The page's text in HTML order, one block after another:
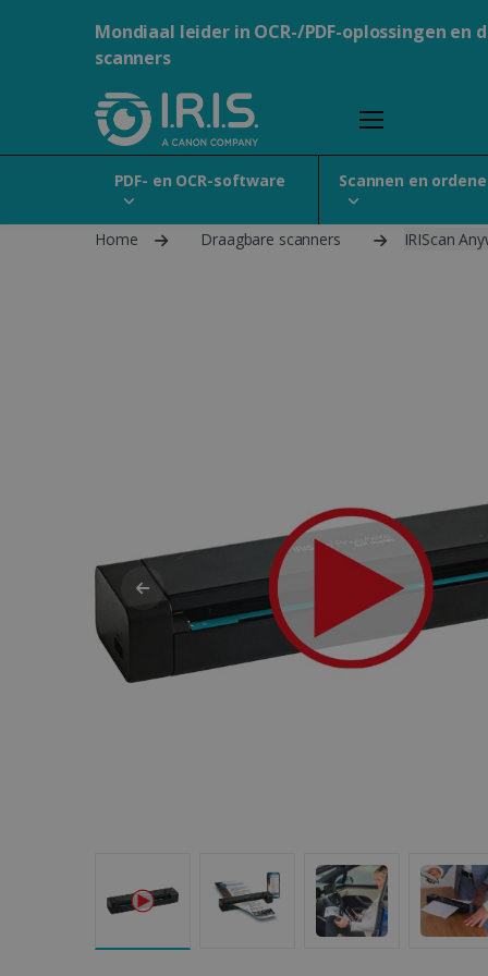
Mondiaal leider in OCR-/PDF-oplossingen en
scanners
PDF- en OCR-software Scannen en
Home Draagbare scanners IRIScan